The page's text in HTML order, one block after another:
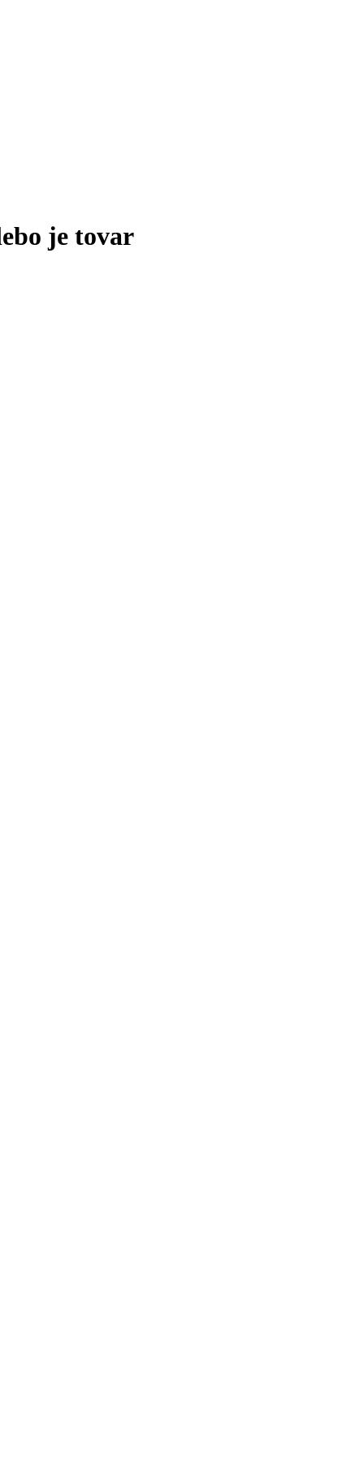
je tovar